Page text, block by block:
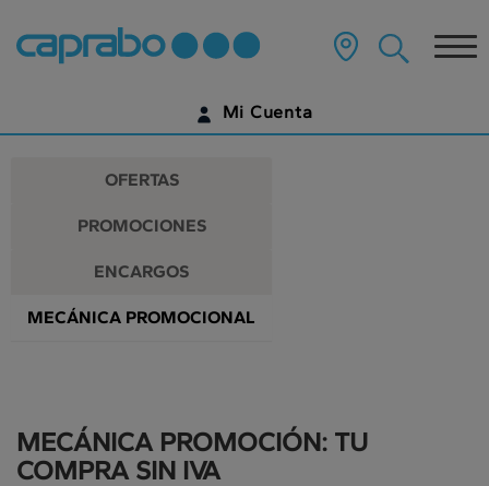
Promociones
y
descuentos
en
nuestros
supermercados
contenido
página
Mi Cuenta
¿AÚN NO TIENES UNA CUENTA DIGITAL?
OFERTAS
PROMOCIONES
ENCARGOS
MECÁNICA PROMOCIONAL
MECÁNICA PROMOCIÓN: TU
COMPRA SIN IVA